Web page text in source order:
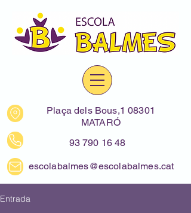
Plaça dels Bous,1 08301
MATARÓ
93 790 16 48
escolabalmes@escolabalmes.cat
Entrada